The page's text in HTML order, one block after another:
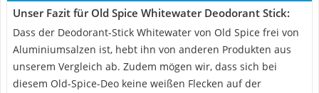
Unser Fazit für Old Spice Whitewater Deodorant Stick:
Dass der Deodorant-Stick Whitewater von Old Spice frei von
Aluminiumsalzen ist, hebt ihn von anderen Produkten aus
unserem Vergleich ab. Zudem mögen wir, dass sich bei
diesem Old-Spice-Deo keine weißen Flecken auf der